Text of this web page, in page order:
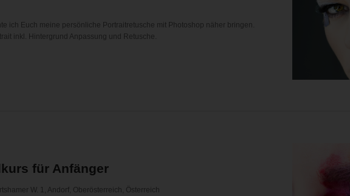
ich Euch meine persönliche Portraitretusche mit Photoshop näher bringen.
inkl. Hintergrund Anpassung und Retusche.
für Anfänger
W. 1, Andorf, Oberösterreich, Österreich